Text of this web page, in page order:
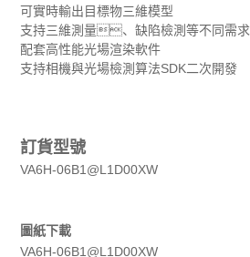
可實時輸出目標物三維模型
支持三維測量、缺陷檢測等不同需求
配套高性能光場渲染軟件
支持相機與光場檢測算法SDK二次開發
訂貨型號
VA6H-06B1@L1D00XW
圖紙下載
VA6H-06B1@L1D00XW